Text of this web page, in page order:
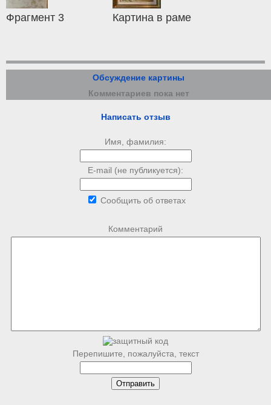
Фрагмент 3 Картина в раме
Обсуждение картины
Комментариев пока нет
Написать отзыв
Имя, фамилия:
E-mail (не публикуется):
Сообщить об ответах
Комментарий
Перепишите, пожалуйста, текст